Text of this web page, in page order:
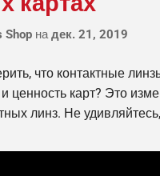
Shop надек. 21, 2019
что контактные
ценность карт? Это
линз. Не